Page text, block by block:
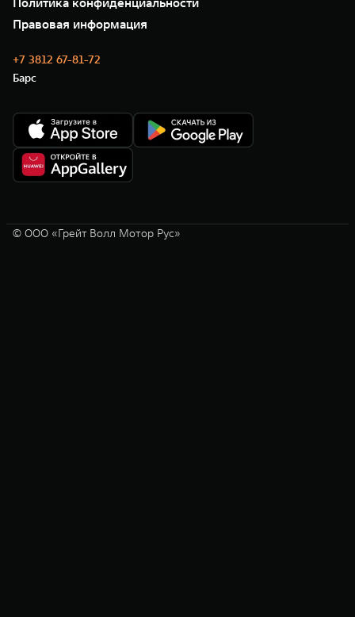
Нулевое ТО
Моторные масла
GWM ТЕХ ДЕНЬ
Новости
Правовая информация
+7 3812 67-81-72
Барс
© ООО «Грейт Волл Мотор Рус»